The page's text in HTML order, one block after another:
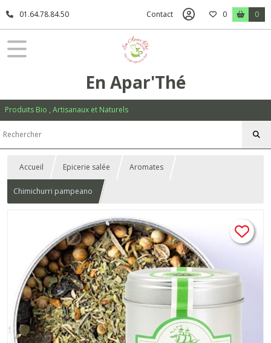
01.64.78.84.50 Contact 0 0
En Apar'Thé
Produits Bio , Artisanaux et Naturels
Accueil Epicerie salée Aromates
Chimichurri pampeano